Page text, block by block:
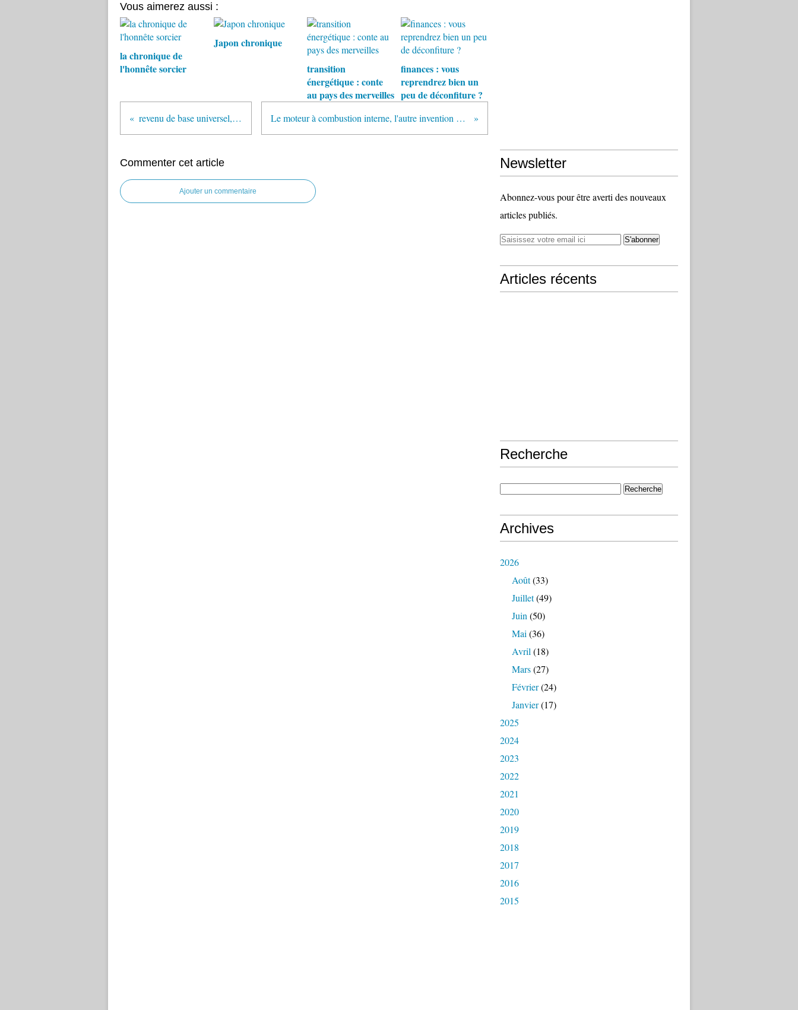
Vous aimerez aussi :
la chronique de
l'honnête sorcier
Japon chronique
transition
énergétique : conte
au pays des merveilles
finances : vous
reprendrez bien un
peu de déconfiture ?
revenu de base universel, illusions.. Le moteur à combustion interne, l'autre invention des frères Niépce
Commenter cet article
Ajouter un commentaire
Newsletter
Abonnez-vous pour être averti des nouveaux
articles publiés.
Articles récents
Recherche
Archives
2026
Août(33)
Juillet(49)
Juin (50)
Mai (36)
Avril (18)
Mars(27)
Février(24)
Janvier(17)
2025
2024
2023
2022
2021
2020
2019
2018
2017
2016
2015